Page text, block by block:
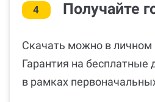
4 Получайте
Скачать можно в личном
Гарантия на бесплатные
в рамках